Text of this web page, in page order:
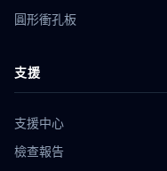
圓形衝孔板
支援
支援中心
檢查報告